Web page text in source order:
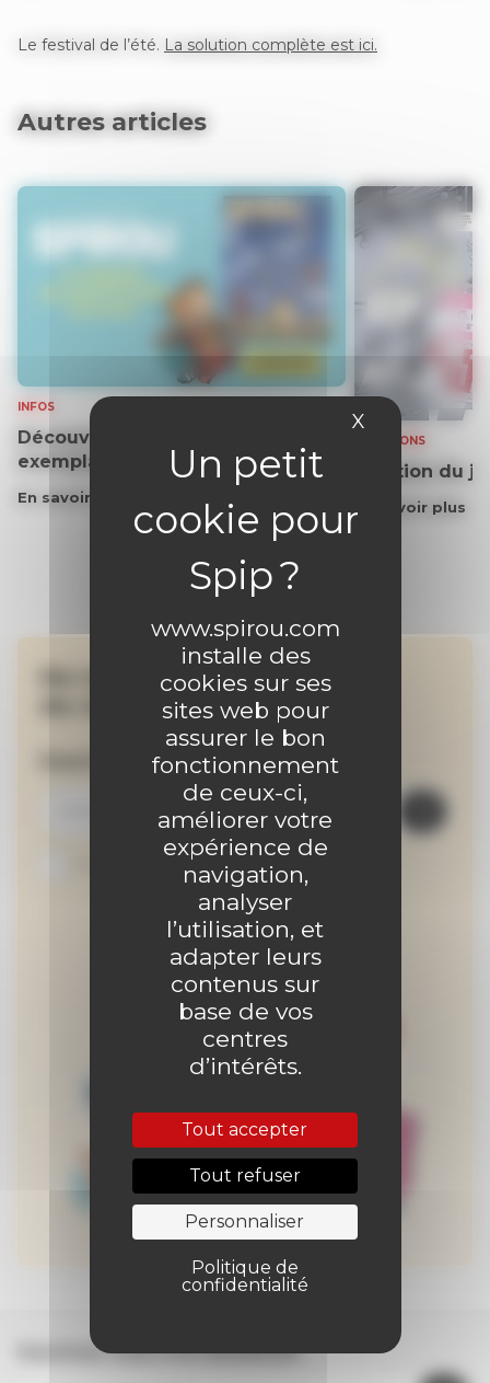
www.spirou.com
installe des
cookies sur ses
sites web pour
assurer le bon
fonctionnement
de ceux-ci,
améliorer votre
expérience de
navigation,
analyser
l’utilisation, et
adapter leurs
contenus sur
base de vos
centres
d’intérêts.
Tout accepter
Tout refuser
Personnaliser
Politique de
confidentialité
X Masquer le
Le festival de l’été. La solution complète est ici.
Autres articles
INFOS
Découvrez gratuitement un
exemplaire du journal !
En savoir plus
SOLUTIONS
Solution du
En savoir plus
Ne manquez aucune
de nos actualités !
Inscrivez-vous à la newsletter
Je suis abonné au site
Inscrivez-vous à la newsletter